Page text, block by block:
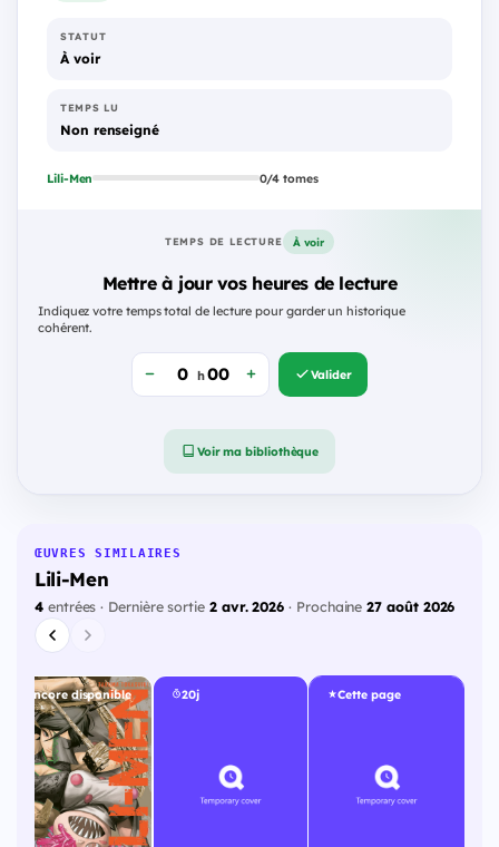
STATUT
À voir
TEMPS LU
Non renseigné
Lili-Men 0/4 tomes
TEMPS DE LECTURE À voir
Mettre à jour vos heures de lecture
Indiquez votre temps total de lecture pour garder un historique
cohérent.
h Valider
Voir ma bibliothèque
ŒUVRES SIMILAIRES
Lili-Men
4entrées · Dernière sortie 2 avr. 2026 · Prochaine27 août 2026
Encore disponible 20j Cette page